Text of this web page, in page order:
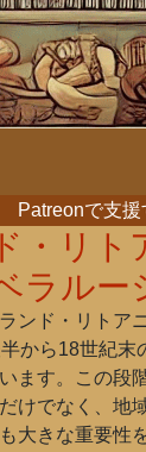
Patreonで支援
・リト
ラルー
ンド・リトア
から18世紀末
ます。この段
けでなく、地
大きな重要性